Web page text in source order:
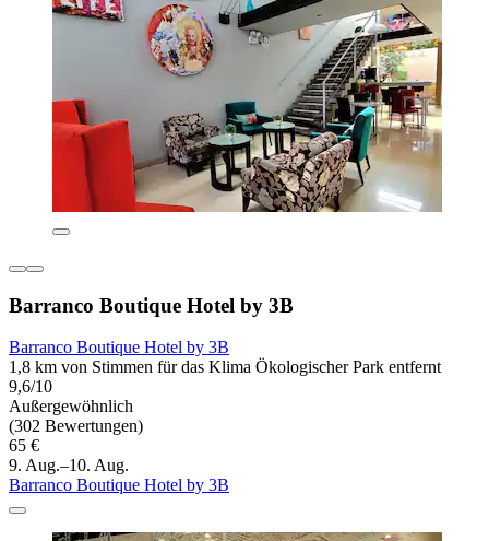
Barranco Boutique Hotel by 3B
Barranco Boutique Hotel by 3B
1,8 km von Stimmen für das Klima Ökologischer Park entfernt
9,6/10
Außergewöhnlich
(302 Bewertungen)
65 €
9. Aug.–10. Aug.
Barranco Boutique Hotel by 3B